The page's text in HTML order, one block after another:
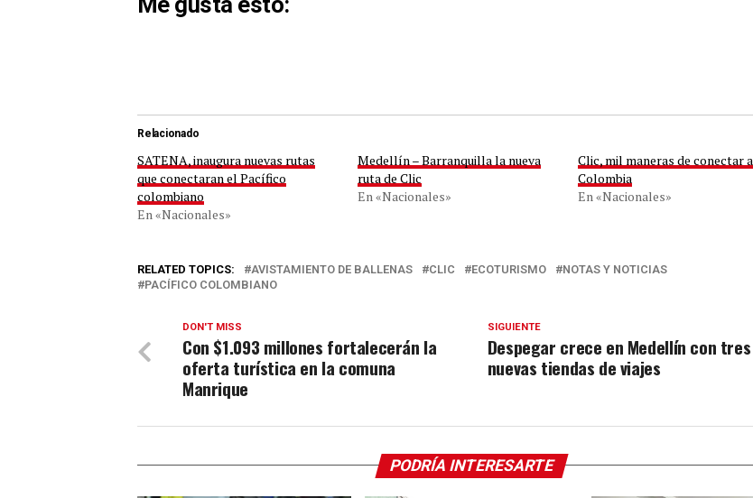
Relacionado
SATENA, inaugura nuevas rutas
que conectaran el Pacífico
colombiano
En «Nacionales»
Medellín – Barranquilla la nueva
ruta de Clic
En «Nacionales»
Clic, mil maneras de conectar a
Colombia
En «Nacionales»
RELATED TOPICS: AVISTAMIENTO DE BALLENAS CLIC ECOTURISMO
NOTAS Y NOTICIAS
PACÍFICO COLOMBIANO
SIGUIENTE
Despegar crece en Medellín con tres
nuevas tiendas de viajes
DON'T MISS
Con $1.093 millones fortalecerán la
oferta turística en la comuna
Manrique
PODRÍA INTERESARTE